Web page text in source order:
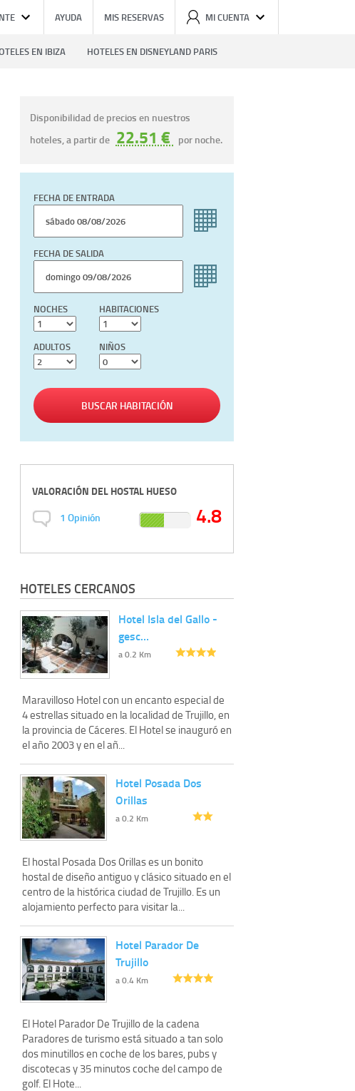
AYUDA MIS RESERVAS MI CUENTA
EN IBIZA HOTELES EN DISNEYLAND PARIS
Disponibilidad de precios en nuestros
hoteles, a partir de 22.51 € por noche.
FECHA DE ENTRADA
FECHA DE SALIDA
NOCHES HABITACIONES
ADULTOS NIÑOS
BUSCAR HABITACIÓN
VALORACIÓN DELHOSTAL HUESO
1 Opinión 4.8
HOTELES CERCANOS
Hotel Isla del Gallo -
gesc…
a 0.2 Km
Maravilloso Hotel con un encanto especial de
4 estrellas situado en la localidad de Trujillo, en
la provincia de Cáceres. El Hotel se inauguró en
el año 2003 y en el añ...
Hotel Posada Dos
Orillas
a 0.2 Km
El hostal Posada Dos Orillas es un bonito
hostal de diseño antiguo y clásico situado en el
centro de la histórica ciudad de Trujillo. Es un
alojamiento perfecto para visitar la...
Hotel Parador De
Trujillo
a 0.4 Km
El Hotel Parador De Trujillo de la cadena
Paradores de turismo está situado a tan solo
dos minutillos en coche de los bares, pubs y
discotecas y 35 minutos coche del campo de
golf. El Hote...